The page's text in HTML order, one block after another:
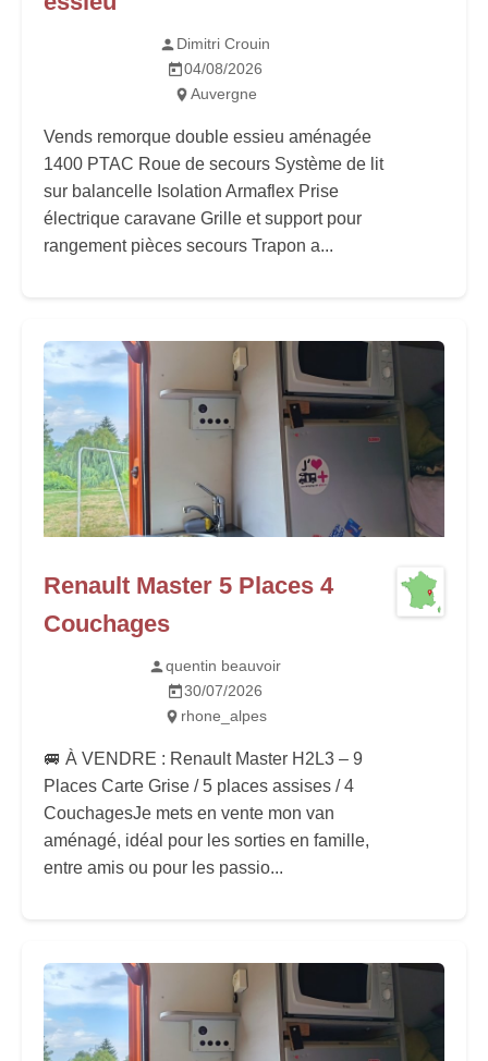
Dimitri Crouin
04/08/2026
Auvergne
Vends remorque double essieu aménagée
1400 PTAC Roue de secours Système de lit
sur balancelle Isolation Armaflex Prise
électrique caravane Grille et support pour
rangement pièces secours Trapon a...
Renault Master 5 Places 4
Couchages
quentin beauvoir
30/07/2026
rhone_alpes
🚐 À VENDRE : Renault Master H2L3 – 9
Places Carte Grise / 5 places assises / 4
Couchages ​Je mets en vente mon van
aménagé, idéal pour les sorties en famille,
entre amis ou pour les passio...